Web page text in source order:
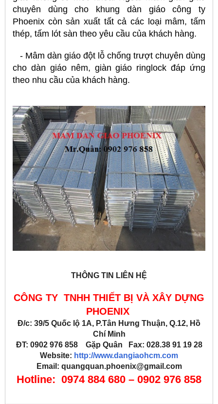
chuyên dùng cho khung dàn giáo công ty
Phoenix còn sản xuất tất cả các loại mâm, tấm
thép, tấm lót sàn theo yêu cầu của khách hàng.
- Mâm dàn giáo đột lỗ chống trượt chuyên dùng
cho dàn giáo nêm, giàn giáo ringlock đáp ứng
theo nhu cầu của khách hàng.
THÔNG TIN LIÊN HỆ
CÔNG TY TNHH THIẾT BỊ VÀ XÂY DỰNG
PHOENIX
Đ/c: 39/5 Quốc lộ 1A, P.Tân Hưng Thuận, Q.12, Hồ
Chí Minh
ĐT: 0902 976 858 Gặp Quân Fax: 028.38 91 19 28
Website: http://www.dangiaohcm.com
Email: quangquan.phoenix@gmail.com
Hotline: 0974 884 680 – 0902 976 858